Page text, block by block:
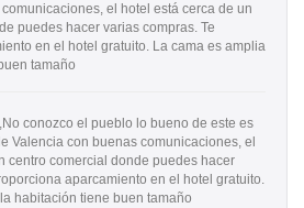
el hotel está cerca de un
puedes hacer varias compras. Te
en el hotel gratuito. La cama es amplia
tamaño
conozco el pueblo lo bueno de este es
Valencia con buenas comunicaciones, el
centro comercial donde puedes hacer
aparcamiento en el hotel gratuito.
habitación tiene buen tamaño